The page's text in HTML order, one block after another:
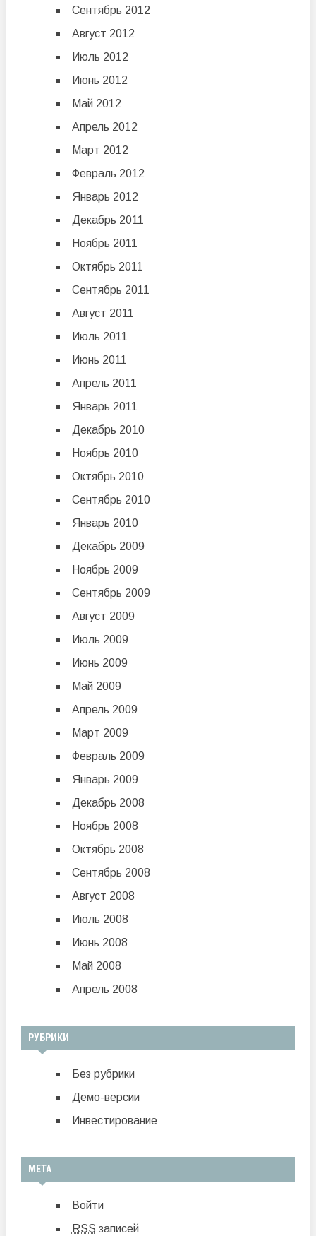
Сентябрь 2012
Август 2012
Июль 2012
Июнь 2012
Май 2012
Апрель 2012
Март 2012
Февраль 2012
Январь 2012
Декабрь 2011
Ноябрь 2011
Октябрь 2011
Сентябрь 2011
Август 2011
Июль 2011
Июнь 2011
Апрель 2011
Январь 2011
Декабрь 2010
Ноябрь 2010
Октябрь 2010
Сентябрь 2010
Январь 2010
Декабрь 2009
Ноябрь 2009
Сентябрь 2009
Август 2009
Июль 2009
Июнь 2009
Май 2009
Апрель 2009
Март 2009
Февраль 2009
Январь 2009
Декабрь 2008
Ноябрь 2008
Октябрь 2008
Сентябрь 2008
Август 2008
Июль 2008
Июнь 2008
Май 2008
Апрель 2008
РУБРИКИ
Без рубрики
Демо-версии
Инвестирование
МЕТА
Войти
RSS записей